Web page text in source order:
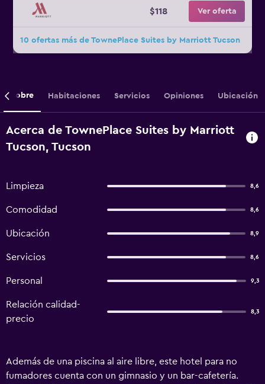
$118 Ver oferta
10 ofertas más de TownePlace Suites by Marriott Tucson
Sobre Habitaciones Servicios Opiniones Ubicación
Acerca de TownePlace Suites by Marriott
Tucson, Tucson
Limpieza 8,6
Comodidad 8,6
Ubicación 8,9
Servicios 8,6
Personal 9,3
Relación calidad-
precio
8,3
Además de una piscina al aire libre, este hotel para no
fumadores cuenta con un gimnasio y un bar-cafetería.